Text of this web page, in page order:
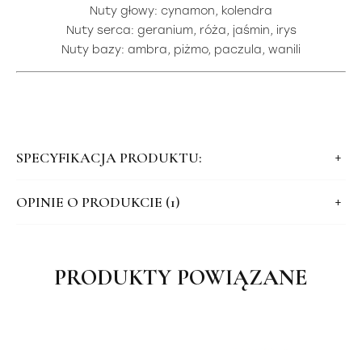
Nuty głowy: cynamon, kolendra
Nuty serca: geranium, róża, jaśmin, irys
Nuty bazy: ambra, piżmo, paczula, wanili
SPECYFIKACJA PRODUKTU:
OPINIE O PRODUKCIE (1)
PRODUKTY POWIĄZANE